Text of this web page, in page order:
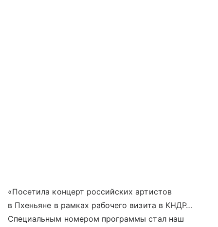
«Посетила концерт российских артистов
в Пхеньяне в рамках рабочего визита в КНДР…
Специальным номером программы стал наш